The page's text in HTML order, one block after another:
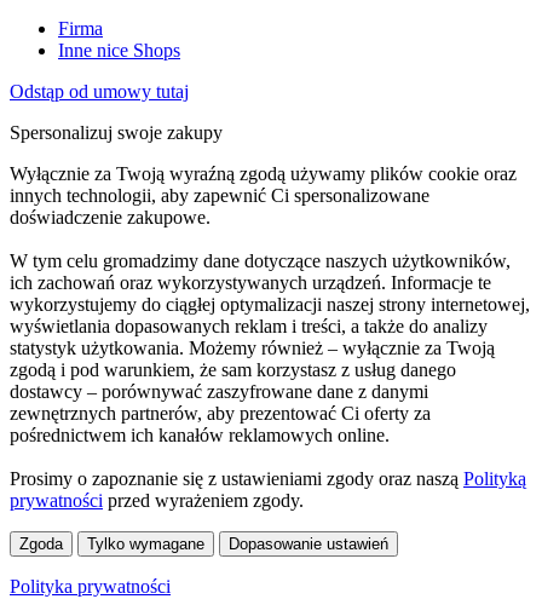
Firma
Inne nice Shops
Odstąp od umowy tutaj
Spersonalizuj swoje zakupy
Wyłącznie za Twoją wyraźną zgodą używamy plików cookie oraz
innych technologii, aby zapewnić Ci spersonalizowane
doświadczenie zakupowe.
W tym celu gromadzimy dane dotyczące naszych użytkowników,
ich zachowań oraz wykorzystywanych urządzeń. Informacje te
wykorzystujemy do ciągłej optymalizacji naszej strony internetowej,
wyświetlania dopasowanych reklam i treści, a także do analizy
statystyk użytkowania. Możemy również – wyłącznie za Twoją
zgodą i pod warunkiem, że sam korzystasz z usług danego
dostawcy – porównywać zaszyfrowane dane z danymi
zewnętrznych partnerów, aby prezentować Ci oferty za
pośrednictwem ich kanałów reklamowych online.
Prosimy o zapoznanie się z ustawieniami zgody oraz naszą Polityką
prywatności przed wyrażeniem zgody.
Zgoda Tylko wymagane Dopasowanie ustawień
Polityka prywatności